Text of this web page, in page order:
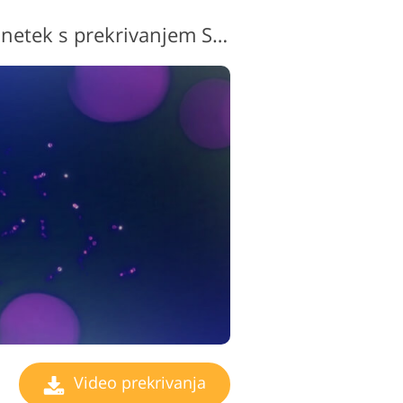
videa Brezplačni videoposnetek s prekrivanjem Sparkle #2 "Veil od Mystery"
Video prekrivanja